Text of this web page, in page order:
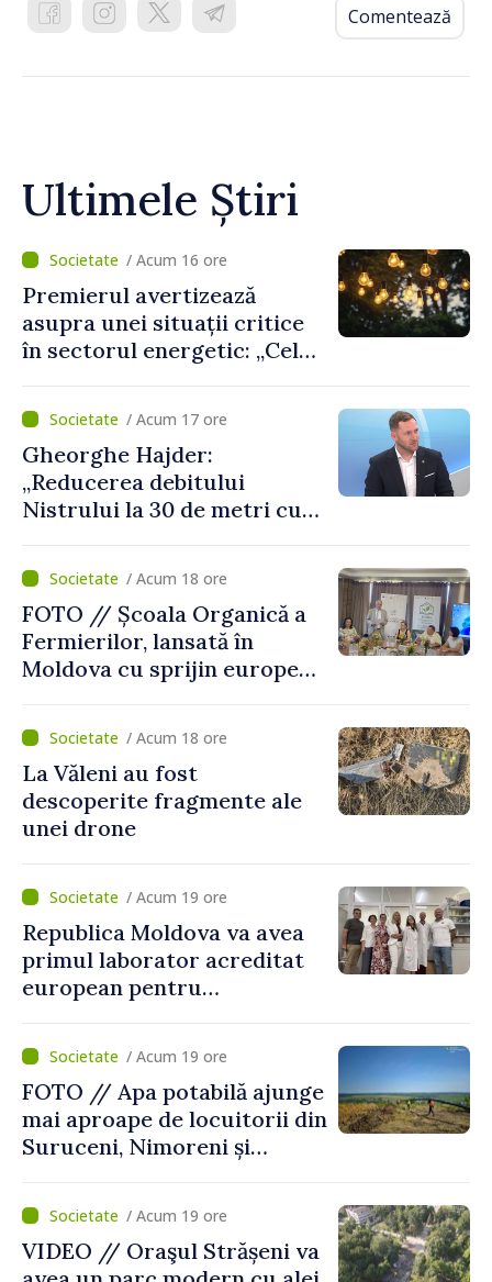
Comentează
Ultimele Știri
/ Acum 16 ore
Premierul avertizează
asupra unei situații critice
în sectorul energetic: „Cel
putea cumpăra nici curent
de avarie”/ Acum 17 ore
Gheorghe Hajder:
„Reducerea debitului
Nistrului la 30 de metri cubi
„catastrofă naturală”
/ Acum 18 ore
FOTO // Școala Organică a
Fermierilor, lansată în
Moldova cu sprijin european
agriculturii durabile
/ Acum 18 ore
La Văleni au fost
descoperite fragmente ale
unei drone
/ Acum 19 ore
Republica Moldova va avea
primul laborator acreditat
european pentru
viței-de-vie
/ Acum 19 ore
FOTO // Apa potabilă ajunge
mai aproape de locuitorii din
Suruceni, Nimoreni și
/ Acum 19 ore
VIDEO // Oraşul Strășeni va